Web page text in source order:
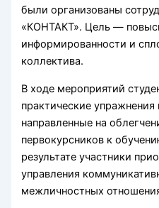
были организованы
«КОНТАКТ». Цель —
информированности и
коллектива.
В ходе мероприятий
практические
направленные на
первокурсников к
результате участники
управления
межличностных